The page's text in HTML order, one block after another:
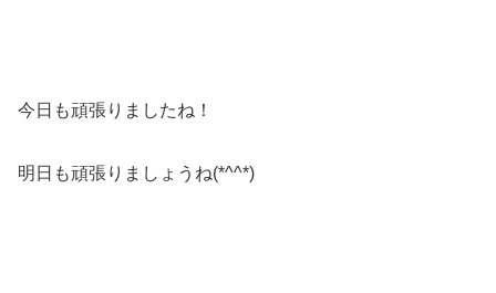
今日も頑張りましたね！
明日も頑張りましょうね(*^^*)